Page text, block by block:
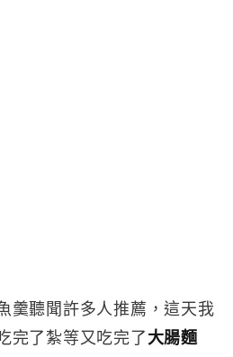
羹聽聞許多人推薦，這天我
完了紮等又吃完了 大腸麵